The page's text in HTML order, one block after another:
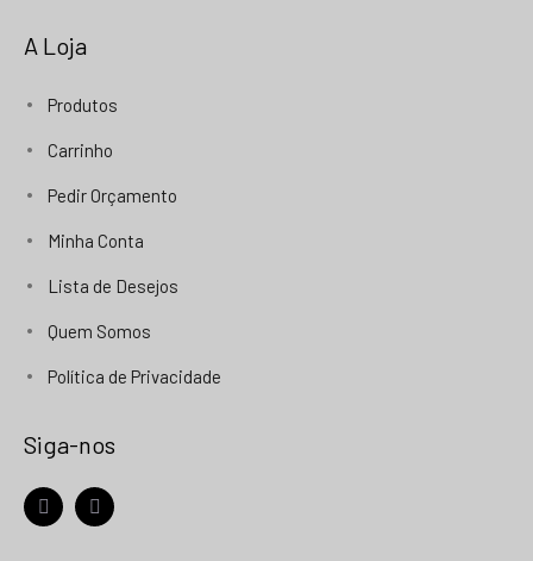
A Loja
Produtos
Carrinho
Pedir Orçamento
Minha Conta
Lista de Desejos
Quem Somos
Política de Privacidade
Siga-nos